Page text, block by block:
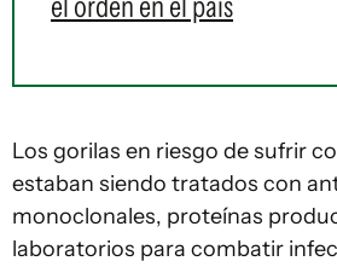
Los gorilas en riesgo de sufrir
estaban siendo tratados con
monoclonales, proteínas
laboratorios para combatir